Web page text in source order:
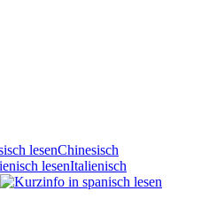
Chinesisch
Italienisch